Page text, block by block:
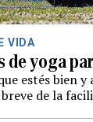
VIDA
de yoga
estés bien
de la